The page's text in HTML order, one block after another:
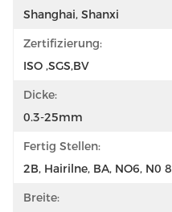
Shanghai, Shanxi
Zertifizierung:
ISO ,SGS,BV
Dicke:
0.3-25mm
Fertig Stellen:
2B, Hairilne, BA, NO6, N0 8
Breite: